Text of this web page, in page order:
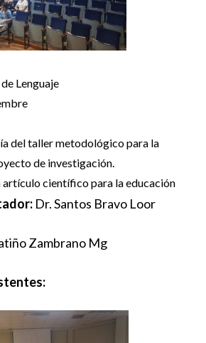
Lenguaje
del taller metodológico para la
de investigación.
artículo científico para la educación
Dr. Santos Bravo Loor
Zambrano Mg